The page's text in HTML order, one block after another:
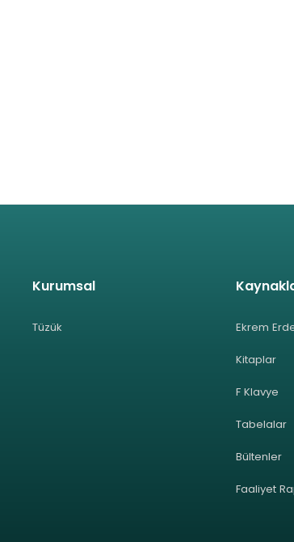
Kurumsal
Tüzük Ekrem
Kitaplar
F Klavye
Tabelalar
Bültenler
Faaliyet